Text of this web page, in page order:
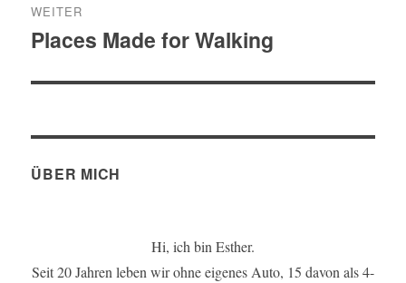
WEITER
Nächster
Places Made for Walking
ÜBER MICH
Hi, ich bin Esther.
Seit 20 Jahren leben wir ohne eigenes Auto, 15 davon als 4-